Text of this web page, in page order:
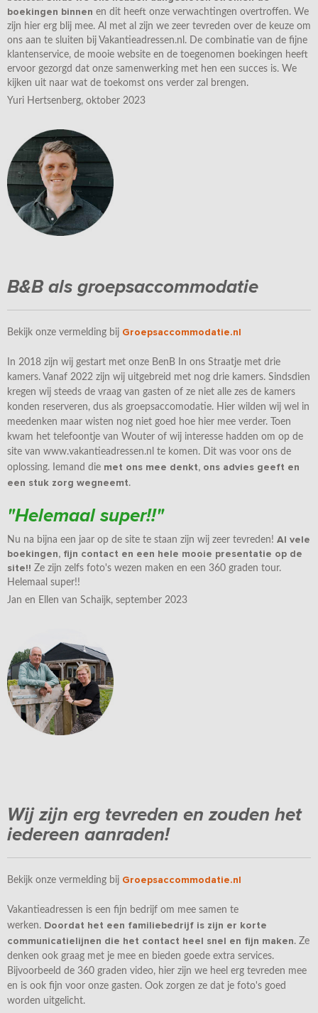
boekingen binnen en dit heeft onze verwachtingen overtroffen. We
zijn hier erg blij mee. Al met al zijn we zeer tevreden over de keuze om
ons aan te sluiten bij Vakantieadressen.nl. De combinatie van de fijne
klantenservice, de mooie website en de toegenomen boekingen heeft
ervoor gezorgd dat onze samenwerking met hen een succes is. We
kijken uit naar wat de toekomst ons verder zal brengen.
Yuri Hertsenberg, oktober 2023
B&B als groepsaccommodatie
Bekijk onze vermelding bij Groepsaccommodatie.nl
In 2018 zijn wij gestart met onze BenB In ons Straatje met drie
kamers. Vanaf 2022 zijn wij uitgebreid met nog drie kamers. Sindsdien
kregen wij steeds de vraag van gasten of ze niet alle zes de kamers
konden reserveren, dus als groepsaccomodatie. Hier wilden wij wel in
meedenken maar wisten nog niet goed hoe hier mee verder. Toen
kwam het telefoontje van Wouter of wij interesse hadden om op de
site van www.vakantieadressen.nl te komen. Dit was voor ons de
oplossing. Iemand die met ons mee denkt, ons advies geeft en
een stuk zorg wegneemt.
"Helemaal super!!"
Nu na bijna een jaar op de site te staan zijn wij zeer tevreden! Al vele
boekingen, fijn contact en een hele mooie presentatie op de
site!! Ze zijn zelfs foto's wezen maken en een 360 graden tour.
Helemaal super!!
Jan en Ellen van Schaijk, september 2023
Wij zijn erg tevreden en zouden het
iedereen aanraden!
Bekijk onze vermelding bij Groepsaccommodatie.nl
Vakantieadressen is een fijn bedrijf om mee samen te
werken. Doordat het een familiebedrijf is zijn er korte
communicatielijnen die het contact heel snel en fijn maken. Ze
denken ook graag met je mee en bieden goede extra services.
Bijvoorbeeld de 360 graden video, hier zijn we heel erg tevreden mee
en is ook fijn voor onze gasten. Ook zorgen ze dat je foto's goed
worden uitgelicht.